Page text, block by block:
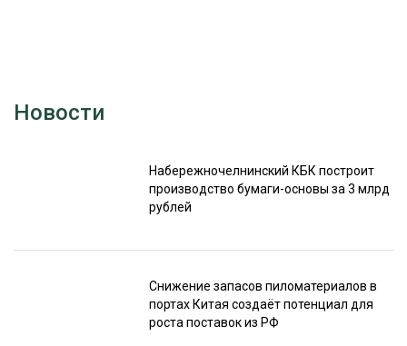
Новости
Набережночелнинский КБК построит
производство бумаги-основы за 3 млрд
рублей
Снижение запасов пиломатериалов в
портах Китая создаёт потенциал для
роста поставок из РФ